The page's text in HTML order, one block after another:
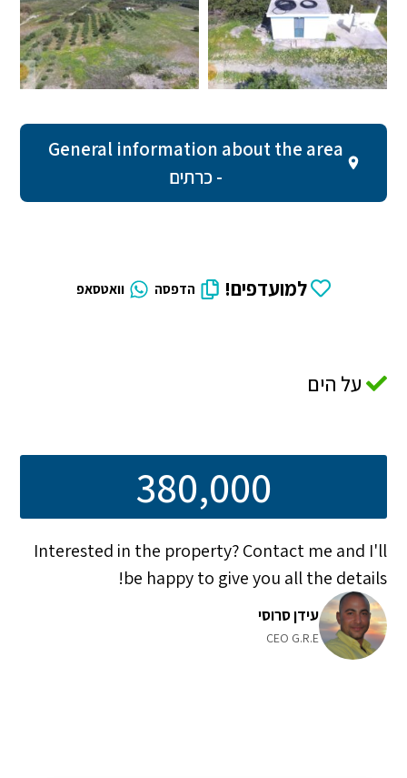
General information about the area
- כרתים
למועדפים! הדפסה וואטסאפ
על הים
380,000
Interested in the property? Contact me and I'll
be happy to give you all the details!
עידן סרוסי
CEO G.R.E